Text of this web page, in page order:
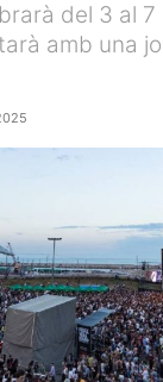
del 3 al 7
amb una